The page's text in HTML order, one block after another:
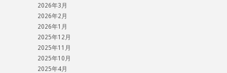
2026年3月
2026年2月
2026年1月
2025年12月
2025年11月
2025年10月
2025年4月